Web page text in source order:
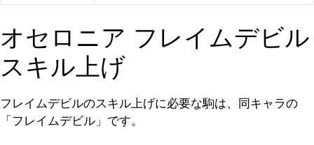
オセロニア フレイムデビル
スキル上げ
フレイムデビルのスキル上げに必要な駒は、同キャラの
「フレイムデビル」です。